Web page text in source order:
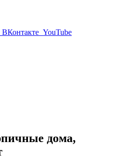
ВКонтакте YouTube
дома,